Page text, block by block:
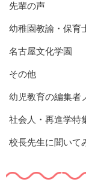
先輩の声
幼稚園教諭・保育
名古屋文化学園
その他
幼児教育の編集者
社会人・再進学特
校長先生に聞いて